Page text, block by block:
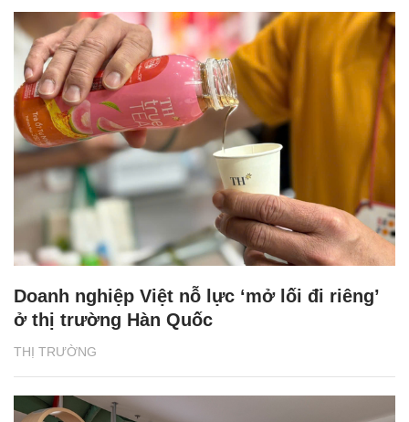
THỊ TRƯỜNG
Doanh nghiệp Việt nỗ lực ‘mở lối đi riêng’
ở thị trường Hàn Quốc